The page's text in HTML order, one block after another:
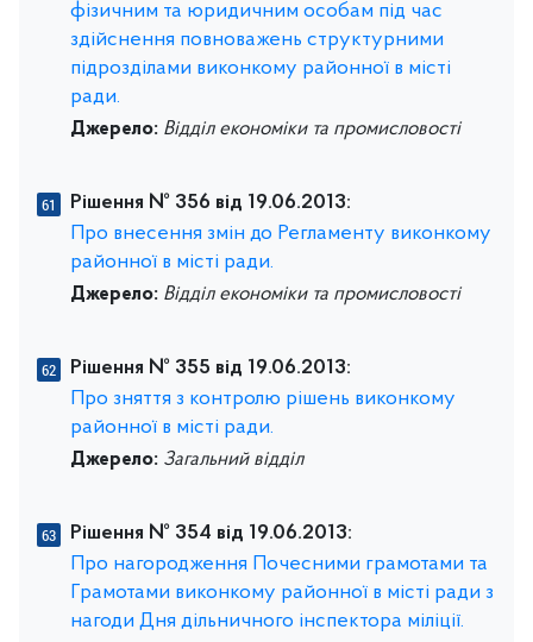
фізичним та юридичним особам під час
здійснення повноважень структурними
підрозділами виконкому районної в місті
ради.
Джерело: Відділ економіки та промисловості
Рішення № 356 від 19.06.2013:
Про внесення змін до Регламенту виконкому
районної в місті ради.
Джерело: Відділ економіки та промисловості
Рішення № 355 від 19.06.2013:
Про зняття з контролю рішень виконкому
районної в місті ради.
Джерело: Загальний відділ
Рішення № 354 від 19.06.2013:
Про нагородження Почесними грамотами та
Грамотами виконкому районної в місті ради з
нагоди Дня дільничного інспектора міліції.